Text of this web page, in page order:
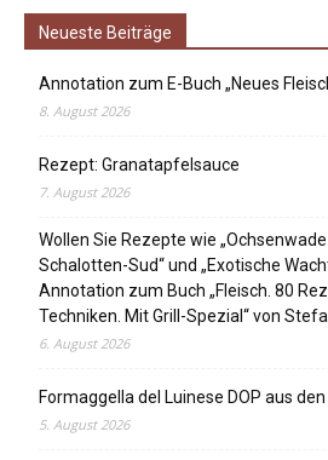
Neueste Beiträge
Annotation zum E-Buch „Neues
8. August 2026
Rezept: Granatapfelsauce
7. August 2026
Wollen Sie Rezepte wie
Schalotten-Sud“ und „Exotische
Annotation zum Buch „Fleisch. 80
Techniken. Mit Grill-Spezial“ von
6. August 2026
Formaggella del Luinese DOP aus
5. August 2026